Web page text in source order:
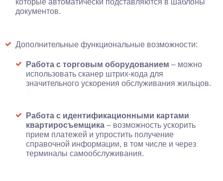
которые автоматически подставляются в шаблоны
документов.
Дополнительные функциональные возможности:
Работа с торговым оборудованием – можно
использовать сканер штрих-кода для
значительного ускорения обслуживания жильцов.
Работа с идентификационными картами
квартиросъемщика – возможность ускорить
прием платежей и упростить получение
справочной информации, в том числе и через
терминалы самообслуживания.